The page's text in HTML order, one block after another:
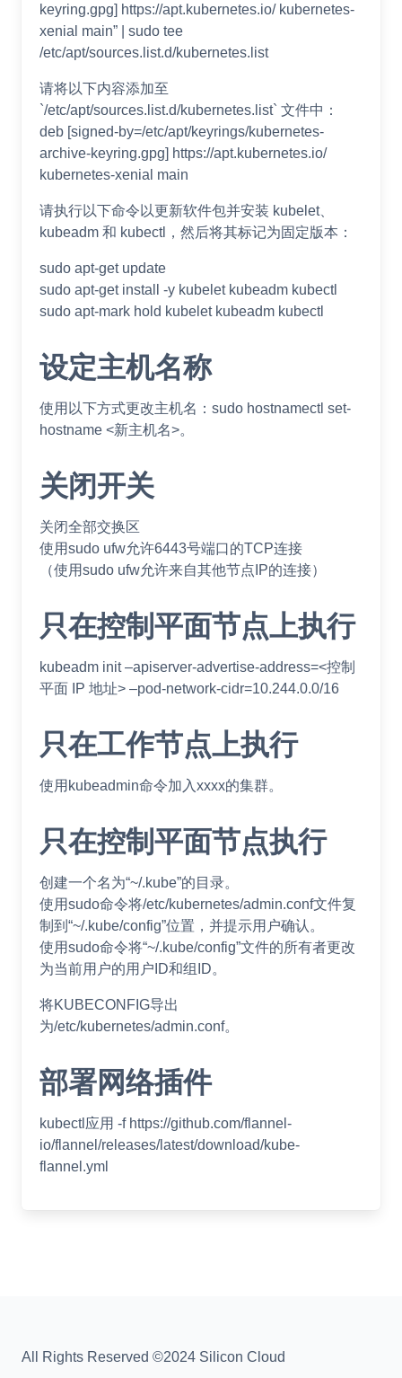
keyring.gpg] https://apt.kubernetes.io/ kubernetes-
xenial main” | sudo tee
/etc/apt/sources.list.d/kubernetes.list
请将以下内容添加至
`/etc/apt/sources.list.d/kubernetes.list` 文件中：
deb [signed-by=/etc/apt/keyrings/kubernetes-
archive-keyring.gpg] https://apt.kubernetes.io/
kubernetes-xenial main
请执行以下命令以更新软件包并安装 kubelet、
kubeadm 和 kubectl，然后将其标记为固定版本：
sudo apt-get update
sudo apt-get install -y kubelet kubeadm kubectl
sudo apt-mark hold kubelet kubeadm kubectl
设定主机名称
使用以下方式更改主机名：sudo hostnamectl set-
hostname <新主机名>。
关闭开关
关闭全部交换区
使用sudo ufw允许6443号端口的TCP连接
（使用sudo ufw允许来自其他节点IP的连接）
只在控制平面节点上执行
kubeadm init –apiserver-advertise-address=<控制
平面 IP 地址> –pod-network-cidr=10.244.0.0/16
只在工作节点上执行
使用kubeadmin命令加入xxxx的集群。
只在控制平面节点执行
创建一个名为“~/.kube”的目录。
使用sudo命令将/etc/kubernetes/admin.conf文件复
制到“~/.kube/config”位置，并提示用户确认。
使用sudo命令将“~/.kube/config”文件的所有者更改
为当前用户的用户ID和组ID。
将KUBECONFIG导出
为/etc/kubernetes/admin.conf。
部署网络插件
kubectl应用 -f https://github.com/flannel-
io/flannel/releases/latest/download/kube-
flannel.yml
All Rights Reserved ©2024 Silicon Cloud